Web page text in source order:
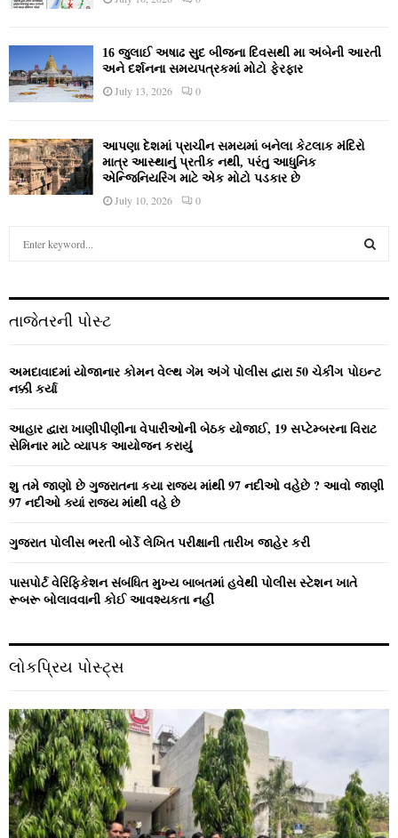
16 જુલાઈ અષાઢ સુદ બીજના દિવસથી મા અંબેની આરતી
અને દર્શનના સમયપત્રકમાં મોટો ફેરફાર
July 13, 2026 0
આપણા દેશમાં પ્રાચીન સમયમાં બનેલા કેટલાક મંદિરો
માત્ર આસ્થાનું પ્રતીક નથી, પરંતુ આધુનિક
એન્જિનિયરિંગ માટે એક મોટો પડકાર છે
July 10, 2026 0
h
o
r
C
તાજેતરની પોસ્ટ
અમદાવાદમાં યોજાનાર કોમન વેલ્‍થ ગેમ અંગે પોલીસ દ્વારા 50 ચેકીંગ પોઇન્‍ટ
નક્કી કર્યા
આહાર દ્વારા ખાણીપીણીના વેપારીઓની બેઠક યોજાઈ, 19 સપ્ટેમ્બરના વિરાટ
સેમિનાર માટે વ્યાપક આયોજન કરાયું
શુ તમે જાણો છે ગુજરાતના કયા રાજ્ય માંથી 97 નદીઓ વહેછે ? આવો જાણી
97 નદીઓ ક્યાં રાજ્ય માંથી વહે છે
ગુજરાત પોલીસ ભરતી બોર્ડે લેખિત પરીક્ષાની તારીખ જાહેર કરી
પાસપોર્ટ વેરિફિકેશન સંબંધિત મુખ્ય બાબતમાં હવેથી પોલીસ સ્ટેશન ખાતે
રૂબરૂ બોલાવવાની કોઈ આવશ્યકતા નહીં
લોકપ્રિય પોસ્ટ્સ